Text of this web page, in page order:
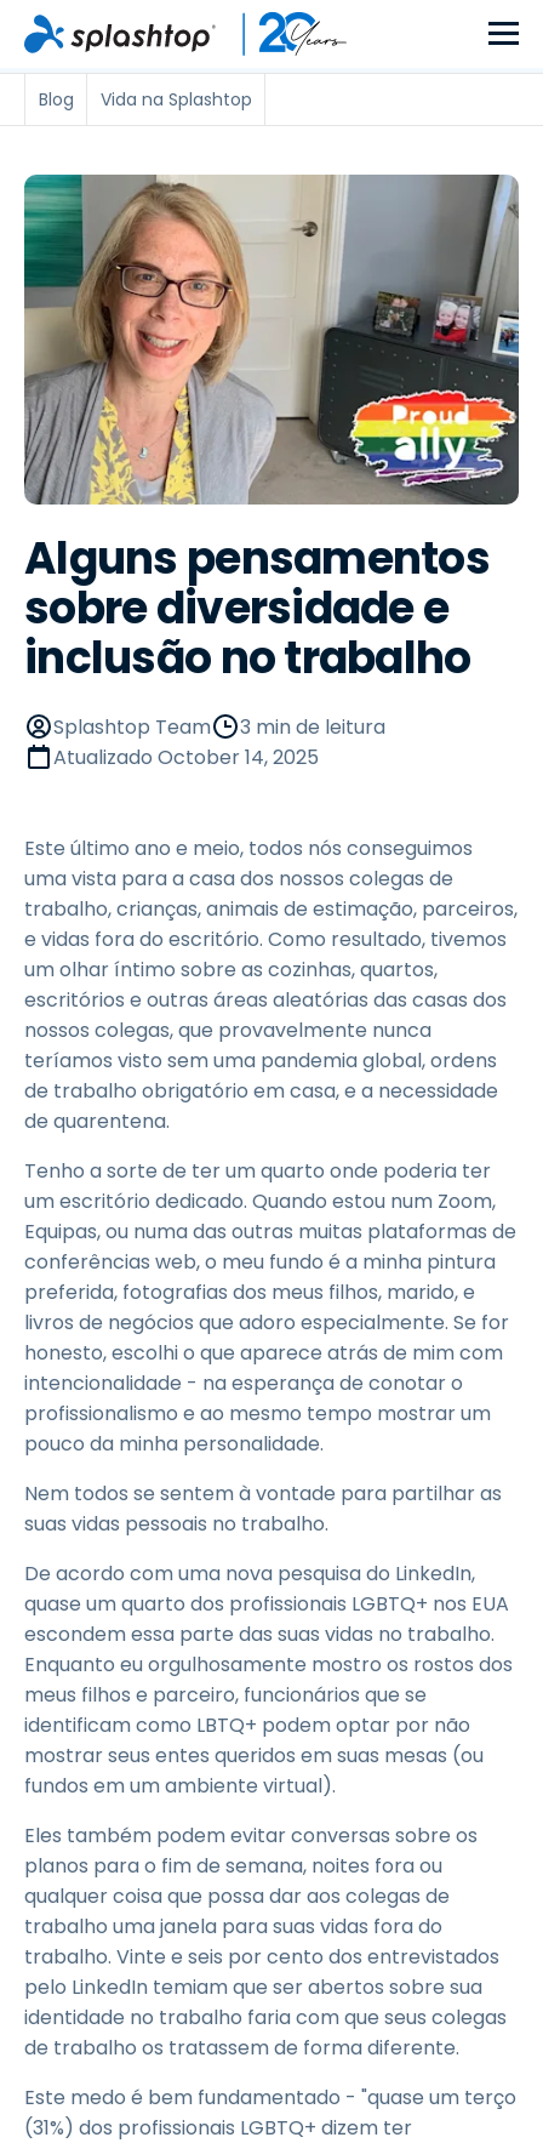
Blog Vida na Splashtop
Alguns pensamentos
sobre diversidade e
inclusão no trabalho
Splashtop Team
3 min de leitura
Atualizado October 14, 2025
Este último ano e meio, todos nós conseguimos
uma vista para a casa dos nossos colegas de
trabalho, crianças, animais de estimação, parceiros,
e vidas fora do escritório. Como resultado, tivemos
um olhar íntimo sobre as cozinhas, quartos,
escritórios e outras áreas aleatórias das casas dos
nossos colegas, que provavelmente nunca
teríamos visto sem uma pandemia global, ordens
de trabalho obrigatório em casa, e a necessidade
de quarentena.
Tenho a sorte de ter um quarto onde poderia ter
um escritório dedicado. Quando estou num Zoom,
Equipas, ou numa das outras muitas plataformas de
conferências web, o meu fundo é a minha pintura
preferida, fotografias dos meus filhos, marido, e
livros de negócios que adoro especialmente. Se for
honesto, escolhi o que aparece atrás de mim com
intencionalidade - na esperança de conotar o
profissionalismo e ao mesmo tempo mostrar um
pouco da minha personalidade.
Nem todos se sentem à vontade para partilhar as
suas vidas pessoais no trabalho.
De acordo com uma nova pesquisa do LinkedIn,
quase um quarto dos profissionais LGBTQ+ nos EUA
escondem essa parte das suas vidas no trabalho.
Enquanto eu orgulhosamente mostro os rostos dos
meus filhos e parceiro, funcionários que se
identificam como LBTQ+ podem optar por não
mostrar seus entes queridos em suas mesas (ou
fundos em um ambiente virtual).
Eles também podem evitar conversas sobre os
planos para o fim de semana, noites fora ou
qualquer coisa que possa dar aos colegas de
trabalho uma janela para suas vidas fora do
trabalho. Vinte e seis por cento dos entrevistados
pelo LinkedIn temiam que ser abertos sobre sua
identidade no trabalho faria com que seus colegas
de trabalho os tratassem de forma diferente.
Este medo é bem fundamentado - "quase um terço
(31%) dos profissionais LGBTQ+ dizem ter